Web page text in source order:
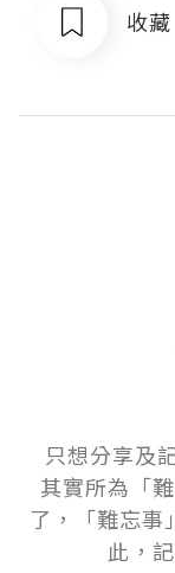
收藏
只想分享及
其實所為「
了，「難忘事
此，